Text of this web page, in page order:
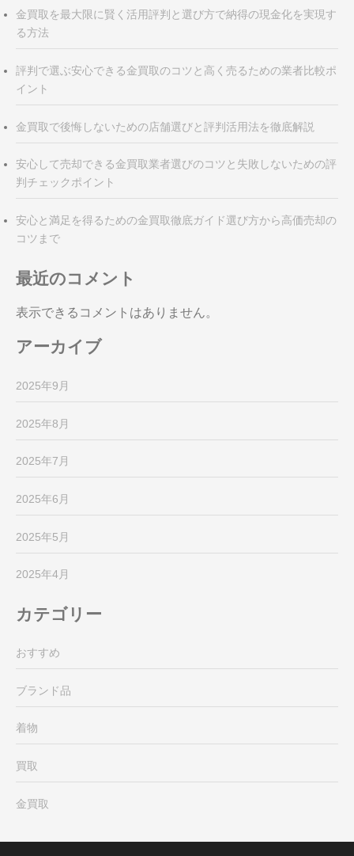
金買取を最大限に賢く活用評判と選び方で納得の現金化を実現す
る方法
評判で選ぶ安心できる金買取のコツと高く売るための業者比較ポ
イント
金買取で後悔しないための店舗選びと評判活用法を徹底解説
安心して売却できる金買取業者選びのコツと失敗しないための評
判チェックポイント
安心と満足を得るための金買取徹底ガイド選び方から高価売却の
コツまで
最近のコメント
表示できるコメントはありません。
アーカイブ
2025年9月
2025年8月
2025年7月
2025年6月
2025年5月
2025年4月
カテゴリー
おすすめ
ブランド品
着物
買取
金買取